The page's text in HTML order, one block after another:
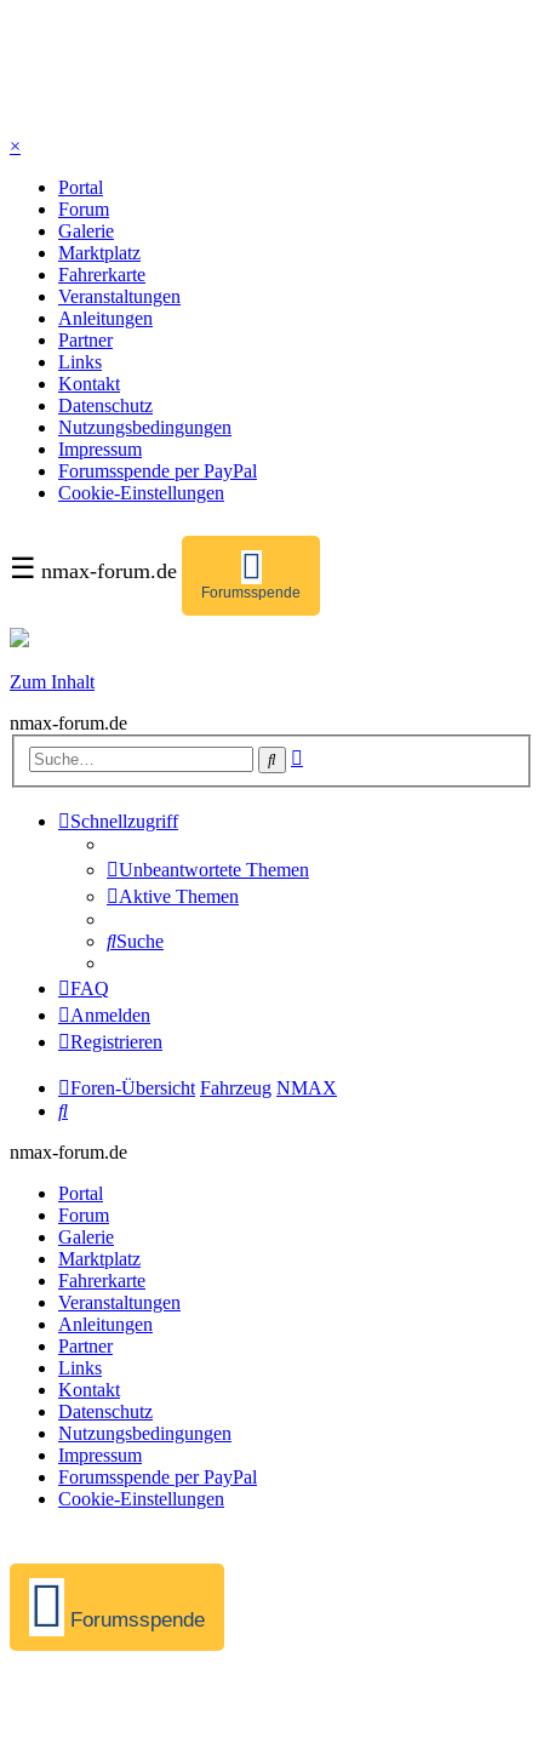
×
Portal
Forum
Galerie
Marktplatz
Fahrerkarte
Veranstaltungen
Anleitungen
Partner
Links
Kontakt
Datenschutz
Nutzungsbedingungen
Impressum
Forumsspende per PayPal
Cookie-Einstellungen
☰ nmax-forum.de
Forumsspende
Zum Inhalt
nmax-forum.de
Suche
Schnellzugriff
Unbeantwortete Themen
Aktive Themen
Suche
FAQ
Anmelden
Registrieren
Foren-Übersicht Fahrzeug NMAX
Suche
nmax-forum.de
Portal
Forum
Galerie
Marktplatz
Fahrerkarte
Veranstaltungen
Anleitungen
Partner
Links
Kontakt
Datenschutz
Nutzungsbedingungen
Impressum
Forumsspende per PayPal
Cookie-Einstellungen
Forumsspende